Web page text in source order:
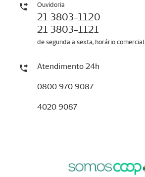
Ouvidoria
21 3803-1120
21 3803-1121
de segunda a sexta, horário comercial
Atendimento 24h
0800 970 9087
4020 9087